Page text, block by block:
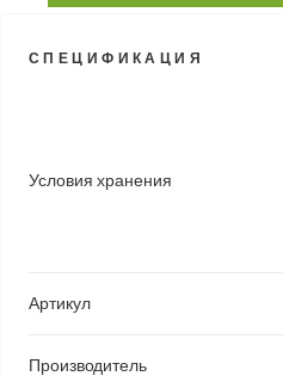
СПЕЦИФИКАЦИЯ
Условия хранения
Артикул
Производитель